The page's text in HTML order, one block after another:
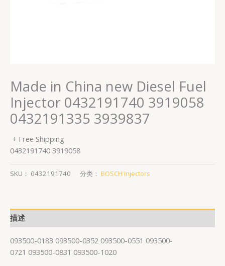
Made in China new Diesel Fuel
Injector 0432191740 3919058
0432191335 3939837
+ Free Shipping
0432191740 3919058
SKU： 0432191740 分类： BOSCH Injectors
描述
093500-0183 093500-0352 093500-0551 093500-
0721 093500-0831 093500-1020